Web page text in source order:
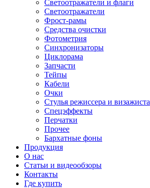
Светоотражатели и флаги
Светоотражатели
Фрост-рамы
Средства очистки
Фотометрия
Синхронизаторы
Циклорама
Запчасти
Тейпы
Кабели
Очки
Стулья режиссера и визажиста
Спецэффекты
Перчатки
Прочее
Бархатные фоны
Продукция
О нас
Статьи и видеообзоры
Контакты
Где купить